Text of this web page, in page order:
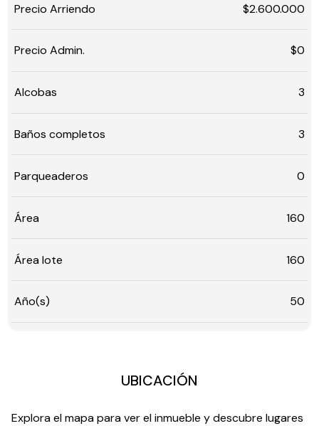
Precio Arriendo $2.600.000
Precio Admin. $0
Alcobas 3
Baños completos 3
Parqueaderos 0
Área 160
Área lote 160
Año(s) 50
UBICACIÓN
Explora el mapa para ver el inmueble y descubre lugares